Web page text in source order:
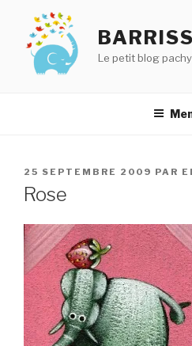
contenu
principal
Le petit blog
PUBLIÉ
LE
25 SEPTEMBRE 2009 PAR
Rose